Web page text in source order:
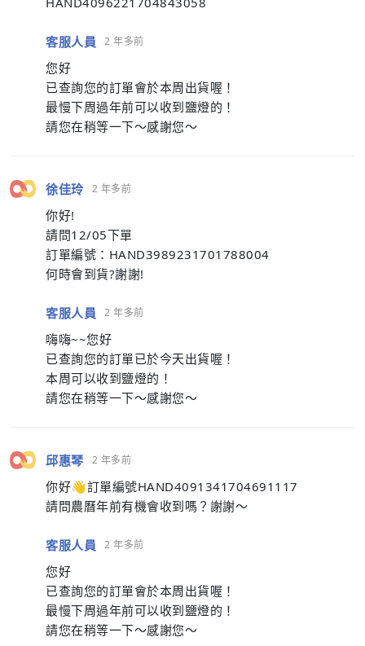
客服人員 2 年多前
您好
已查詢您的訂單會於本周出貨喔！
最慢下周過年前可以收到鹽燈的！
請您在稍等一下～感謝您～
徐佳玲 2 年多前
你好!
請問12/05下單
訂單編號：HAND3989231701788004
何時會到貨?謝謝!
客服人員 2 年多前
嗨嗨~~您好
已查詢您的訂單已於今天出貨喔！
本周可以收到鹽燈的！
請您在稍等一下～感謝您～
邱惠琴 2 年多前
你好👋訂單編號HAND4091341704691117
請問農曆年前有機會收到嗎？謝謝～
客服人員 2 年多前
您好
已查詢您的訂單會於本周出貨喔！
最慢下周過年前可以收到鹽燈的！
請您在稍等一下～感謝您～